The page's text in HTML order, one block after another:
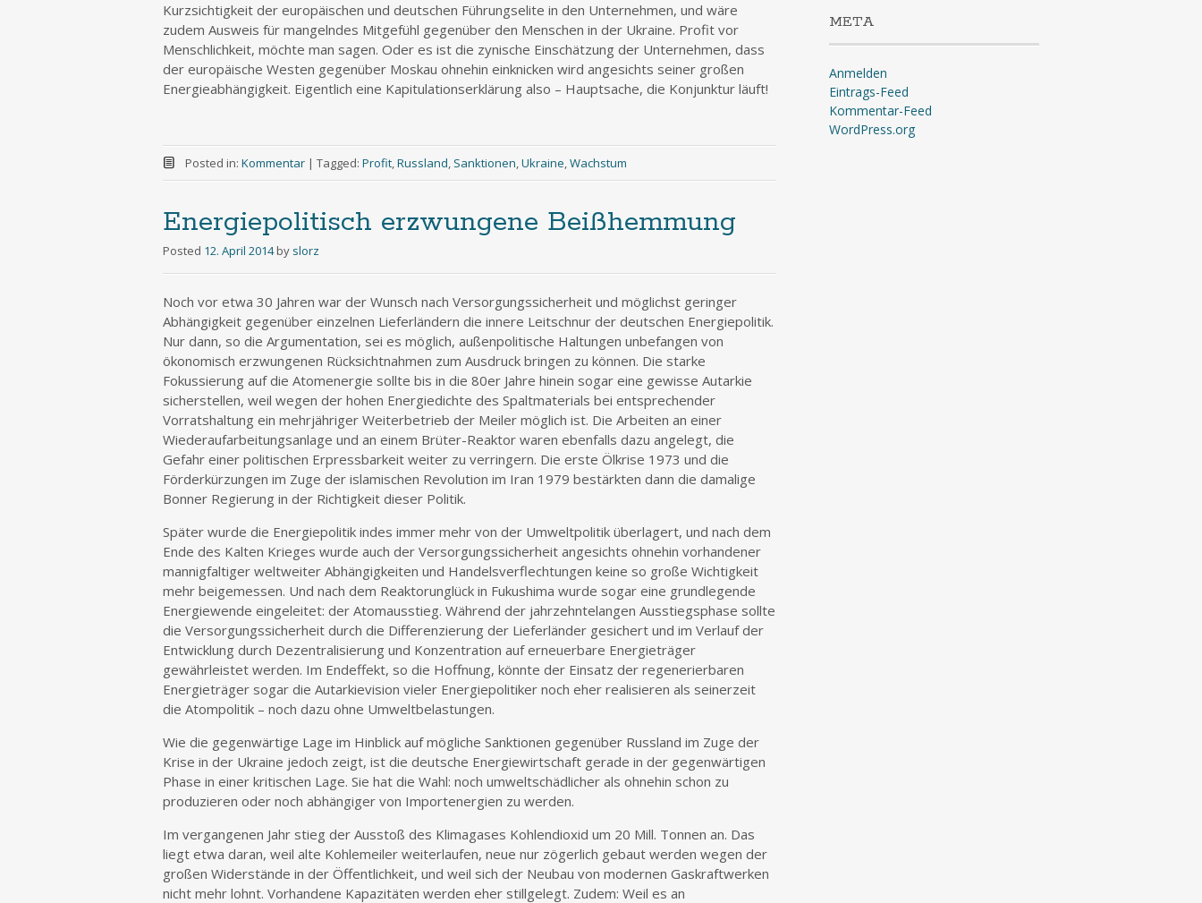
Kurzsichtigkeit der europäischen und deutschen Führungselite in den Unternehmen, und wäre
zudem Ausweis für mangelndes Mitgefühl gegenüber den Menschen in der Ukraine. Profit vor
Menschlichkeit, möchte man sagen. Oder es ist die zynische Einschätzung der Unternehmen, dass
der europäische Westen gegenüber Moskau ohnehin einknicken wird angesichts seiner großen
Energieabhängigkeit. Eigentlich eine Kapitulationserklärung also – Hauptsache, die Konjunktur läuft!
Posted in: Kommentar | Tagged: Profit,Russland, Sanktionen,Ukraine,Wachstum
Energiepolitisch erzwungene Beißhemmung
Posted 12. April 2014 by slorz
Noch vor etwa 30 Jahren war der Wunsch nach Versorgungssicherheit und möglichst geringer
Abhängigkeit gegenüber einzelnen Lieferländern die innere Leitschnur der deutschen Energiepolitik.
Nur dann, so die Argumentation, sei es möglich, außenpolitische Haltungen unbefangen von
ökonomisch erzwungenen Rücksichtnahmen zum Ausdruck bringen zu können. Die starke
Fokussierung auf die Atomenergie sollte bis in die 80er Jahre hinein sogar eine gewisse Autarkie
sicherstellen, weil wegen der hohen Energiedichte des Spaltmaterials bei entsprechender
Vorratshaltung ein mehrjähriger Weiterbetrieb der Meiler möglich ist. Die Arbeiten an einer
Wiederaufarbeitungsanlage und an einem Brüter-Reaktor waren ebenfalls dazu angelegt, die
Gefahr einer politischen Erpressbarkeit weiter zu verringern. Die erste Ölkrise 1973 und die
Förderkürzungen im Zuge der islamischen Revolution im Iran 1979 bestärkten dann die damalige
Bonner Regierung in der Richtigkeit dieser Politik.
Später wurde die Energiepolitik indes immer mehr von der Umweltpolitik überlagert, und nach dem
Ende des Kalten Krieges wurde auch der Versorgungssicherheit angesichts ohnehin vorhandener
mannigfaltiger weltweiter Abhängigkeiten und Handelsverflechtungen keine so große Wichtigkeit
mehr beigemessen. Und nach dem Reaktorunglück in Fukushima wurde sogar eine grundlegende
Energiewende eingeleitet: der Atomausstieg. Während der jahrzehntelangen Ausstiegsphase sollte
die Versorgungssicherheit durch die Differenzierung der Lieferländer gesichert und im Verlauf der
Entwicklung durch Dezentralisierung und Konzentration auf erneuerbare Energieträger
gewährleistet werden. Im Endeffekt, so die Hoffnung, könnte der Einsatz der regenerierbaren
Energieträger sogar die Autarkievision vieler Energiepolitiker noch eher realisieren als seinerzeit
die Atompolitik – noch dazu ohne Umweltbelastungen.
Wie die gegenwärtige Lage im Hinblick auf mögliche Sanktionen gegenüber Russland im Zuge der
Krise in der Ukraine jedoch zeigt, ist die deutsche Energiewirtschaft gerade in der gegenwärtigen
Phase in einer kritischen Lage. Sie hat die Wahl: noch umweltschädlicher als ohnehin schon zu
produzieren oder noch abhängiger von Importenergien zu werden.
Im vergangenen Jahr stieg der Ausstoß des Klimagases Kohlendioxid um 20 Mill. Tonnen an. Das
liegt etwa daran, weil alte Kohlemeiler weiterlaufen, neue nur zögerlich gebaut werden wegen der
großen Widerstände in der Öffentlichkeit, und weil sich der Neubau von modernen Gaskraftwerken
nicht mehr lohnt. Vorhandene Kapazitäten werden eher stillgelegt. Zudem: Weil es an
META
Anmelden
Eintrags-Feed
Kommentar-Feed
WordPress.org